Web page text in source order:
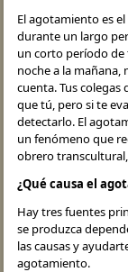
El agotamiento es
durante un largo
un corto período de
noche a la mañana,
cuenta. Tus
que tú, pero si te
detectarlo. El
un fenómeno que
obrero
¿Qué causa el
Hay tres fuentes
se produzca
las causas y
agotamiento.